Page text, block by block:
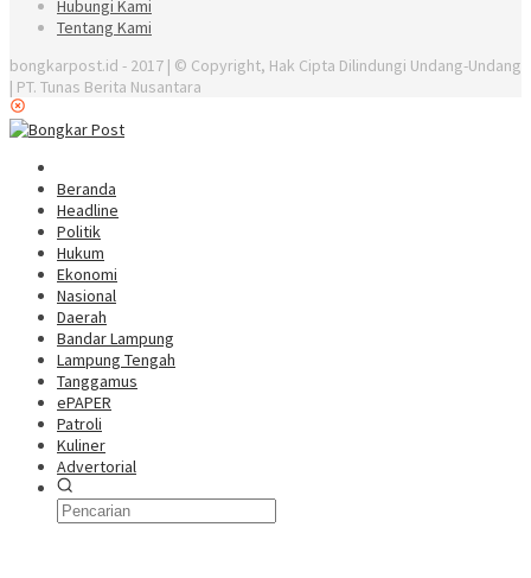
Hubungi Kami
Tentang Kami
bongkarpost.id - 2017 | © Copyright, Hak Cipta Dilindungi Undang-Undang
| PT. Tunas Berita Nusantara
Beranda
Headline
Politik
Hukum
Ekonomi
Nasional
Daerah
Bandar Lampung
Lampung Tengah
Tanggamus
ePAPER
Patroli
Kuliner
Advertorial